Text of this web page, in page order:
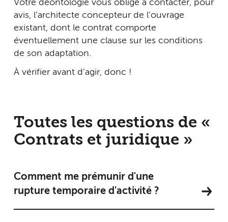
Votre déontologie vous oblige à contacter, pour
avis, l’architecte concepteur de l’ouvrage
existant, dont le contrat comporte
éventuellement une clause sur les conditions
de son adaptation.
À vérifier avant d’agir, donc !
Toutes les questions de «
Contrats et juridique »
Comment me prémunir d'une
rupture temporaire d'activité ?